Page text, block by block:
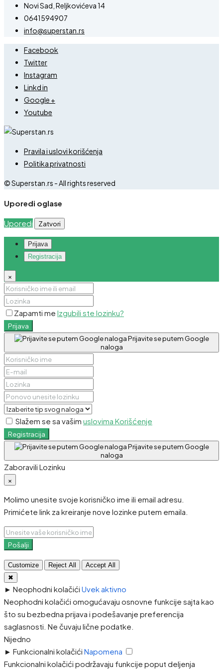
Novi Sad, Reljkovićeva 14
0641594907
info@superstan.rs
Facebook
Twitter
Instagram
Linkd in
Google +
Youtube
Pravila i uslovi korišćenja
Politika privatnosti
© Superstan.rs - All rights reserved
Uporedi oglase
Uporedi Zatvori
Prijava
Registracija
×
Zapamti me Izgubili ste lozinku?
Prijava
Prijavite se putem Google
naloga
Slažem se sa vašim uslovima Korišćenje
Registracija
Prijavite se putem Google
naloga
Zaboravili Lozinku
×
Molimo unesite svoje korisničko ime ili email adresu.
Primićete link za kreiranje nove lozinke putem emaila.
Pošalji
Customize Reject All
Accept All
✖
► Neophodni kolačići Uvek aktivno
Neophodni kolačići omogućavaju osnovne funkcije sajta kao
što su bezbedna prijava i podešavanje preferencija
saglasnosti. Ne čuvaju lične podatke.
Nijedno
► Funkcionalni kolačići Napomena
Funkcionalni kolačići podržavaju funkcije poput deljenja